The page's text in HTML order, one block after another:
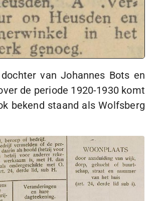
van Johannes Bots en
de periode 1920-1930 komt
bekend staand als Wolfsberg